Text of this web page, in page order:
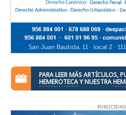
PARA LEER MÁS ARTÍCULOS,
HEMEROTECAY NUESTRA
PUBLICIDAD